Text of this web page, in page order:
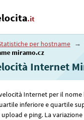
.it
per hostname →
miramo.cz
Internet
Internet per il nome
inferiore e quartile
e ping. La